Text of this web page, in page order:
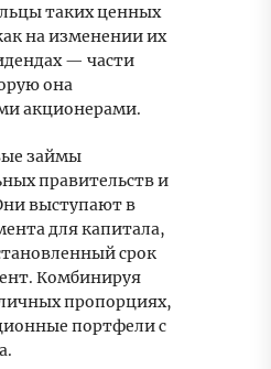
таких ценных
на изменении их
— части
она
акционерами.
займы
правительств и
выступают в
для капитала,
срок
Комбинируя
пропорциях,
портфели с